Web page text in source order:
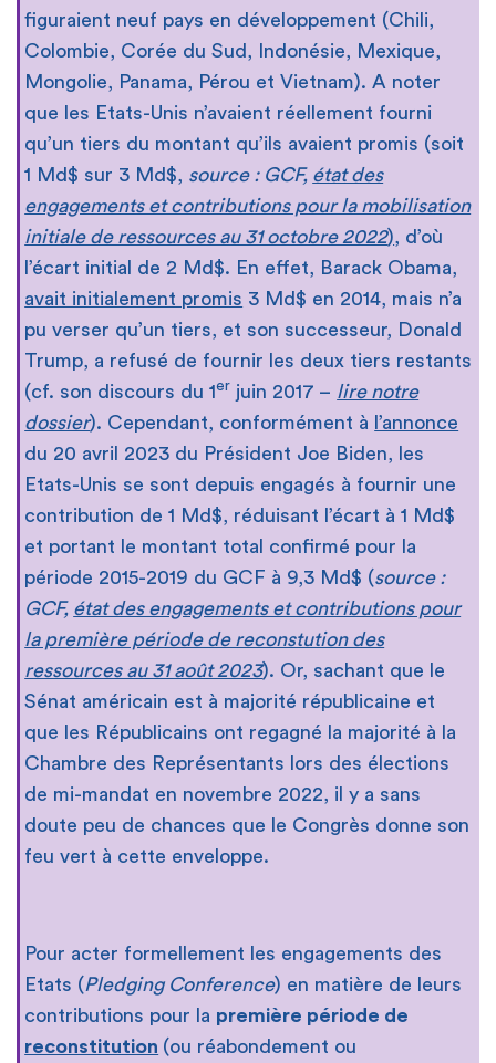
figuraient neuf pays en développement (Chili,
Colombie, Corée du Sud, Indonésie, Mexique,
Mongolie, Panama, Pérou et Vietnam). A noter
que les Etats-Unis n’avaient réellement fourni
qu’un tiers du montant qu’ils avaient promis (soit
1 Md$ sur 3 Md$, source : GCF, état des
engagements et contributions pour la mobilisation
initiale de ressources au 31 octobre 2022), d’où
l’écart initial de 2 Md$. En effet, Barack Obama,
avait initialement promis 3 Md$ en 2014, mais n’a
pu verser qu’un tiers, et son successeur, Donald
Trump, a refusé de fournir les deux tiers restants
(cf. son discours du 1er juin 2017 – lire notre
dossier). Cependant, conformément à l’annonce
du 20 avril 2023 du Président Joe Biden, les
Etats-Unis se sont depuis engagés à fournir une
contribution de 1 Md$, réduisant l’écart à 1 Md$
et portant le montant total confirmé pour la
période 2015-2019 du GCF à 9,3 Md$ (source :
GCF, état des engagements et contributions pour
la première période de reconstution des
ressources au 31 août 2023). Or, sachant que le
Sénat américain est à majorité républicaine et
que les Républicains ont regagné la majorité à la
Chambre des Représentants lors des élections
de mi-mandat en novembre 2022, il y a sans
doute peu de chances que le Congrès donne son
feu vert à cette enveloppe.
Pour acter formellement les engagements des
Etats (Pledging Conference) en matière de leurs
contributions pour la première période de
reconstitution (ou réabondement ou